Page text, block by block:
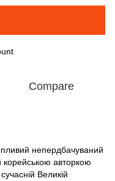
Compare
непердбачуваний
корейською авторкою
Великій